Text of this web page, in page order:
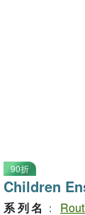
90折
Children
系列名 ：